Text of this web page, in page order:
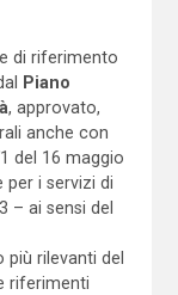
di riferimento
Piano
, approvato,
anche con
del 16 maggio
per i servizi di
– ai sensi del
rilevanti del
riferimenti